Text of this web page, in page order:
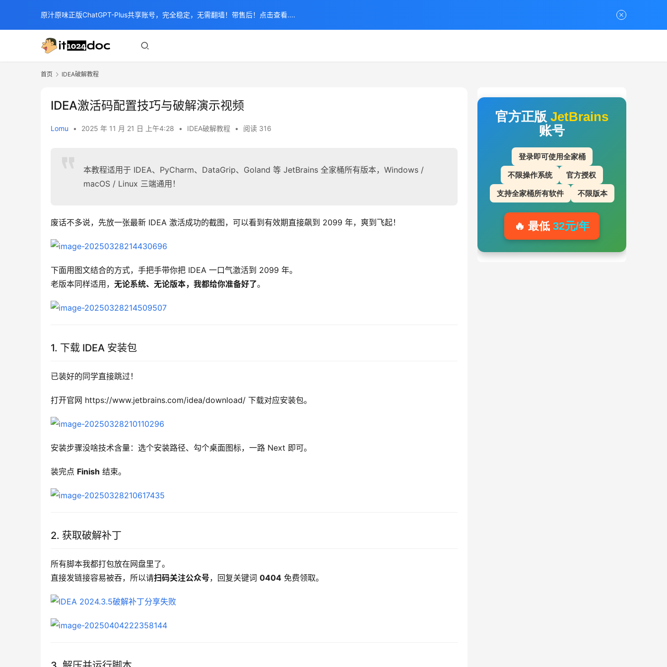
首页 IDEA破解教程
IDEA激活码配置技巧与破解演示视频
Lomu • 2025 年 11 月 21 日 上午4:28 • IDEA破解教程 • 阅读 316
本教程适用于 IDEA、PyCharm、DataGrip、Goland 等 JetBrains 全家桶所有版本，Windows /
macOS / Linux 三端通用！
废话不多说，先放一张最新 IDEA 激活成功的截图，可以看到有效期直接飙到 2099 年，爽到飞起！
下面用图文结合的方式，手把手带你把 IDEA 一口气激活到 2099 年。
老版本同样适用， 无论系统、无论版本，我都给你准备好了。
1. 下载 IDEA 安装包
已装好的同学直接跳过！
打开官网 https://www.jetbrains.com/idea/download/ 下载对应安装包。
安装步骤没啥技术含量：选个安装路径、勾个桌面图标，一路 Next 即可。
装完点 Finish 结束。
2. 获取破解补丁
所有脚本我都打包放在网盘里了。
直接发链接容易被吞，所以请扫码关注公众号，回复关键词 0404 免费领取。
官方正版 JetBrains
账号
登录即可使用全家桶
不限操作系统 官方授权
支持全家桶所有软件 不限版本
🔥 最低 32元/年
原汁原味正版ChatGPT-Plus共享账号，完全稳定，无需翻墙！带售后！点击查看....